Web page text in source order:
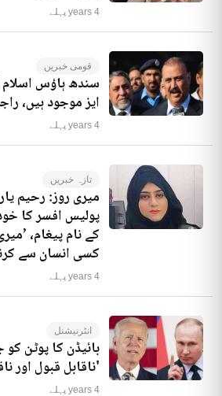
4 years پہلے
قومی خبریں
ایز موجود ہیں،
4 years پہلے
تازہ خبریں
میری روز: رحیم
پولیس افسر کا
کے نام پیغام،
کسی انسان سے
4 years پہلے
انٹرنیشنل
بائیڈن کا پوٹن
'ناقابل قبول اور
4 years پہلے